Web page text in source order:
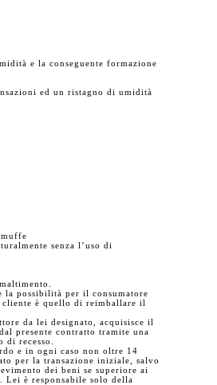
e la conseguente formazione
ed un ristagno di umidità
senza l’uso di
la possibilità per il consumatore
cliente è quello di reimballare il
da lei designato, acquisisce il
presente contratto tramite una
di recesso.
e in ogni caso non oltre 14
per la transazione iniziale, salvo
dei beni se superiore ai
Lei è responsabile solo della